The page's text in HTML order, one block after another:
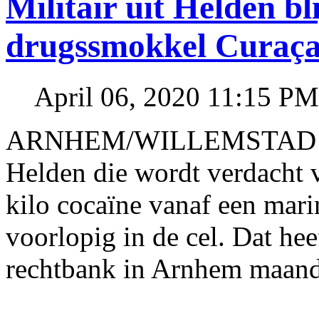
drugssmokkel
April 06, 2020 11:15 PM
ARNHEM/
Helden die wordt verdacht
kilo cocaïne vanaf een
voorlopig in de cel. Dat
rechtbank in Arnhem